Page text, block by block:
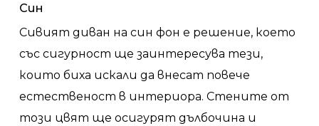
Син
Сивият диван на син фон е решение, което
със сигурност ще заинтересува тези,
които биха искали да внесат повече
естественост в интериора. Стените от
този цвят ще осигурят дълбочина и